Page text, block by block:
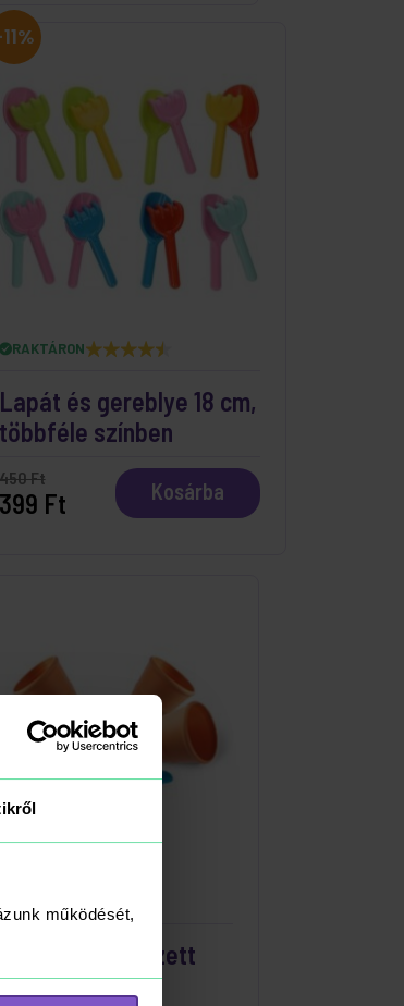
működését,
RAKTÁRON
Lapát és gereblye 18 cm,
többféle színben
450 Ft
399 Ft Kosárba
Homokozószett
(Mondo)